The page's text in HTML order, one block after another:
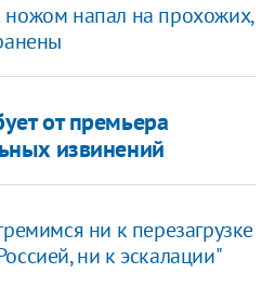
напал на прохожих,
от премьера
извинений
ни к перезагрузке
ни к эскалации"